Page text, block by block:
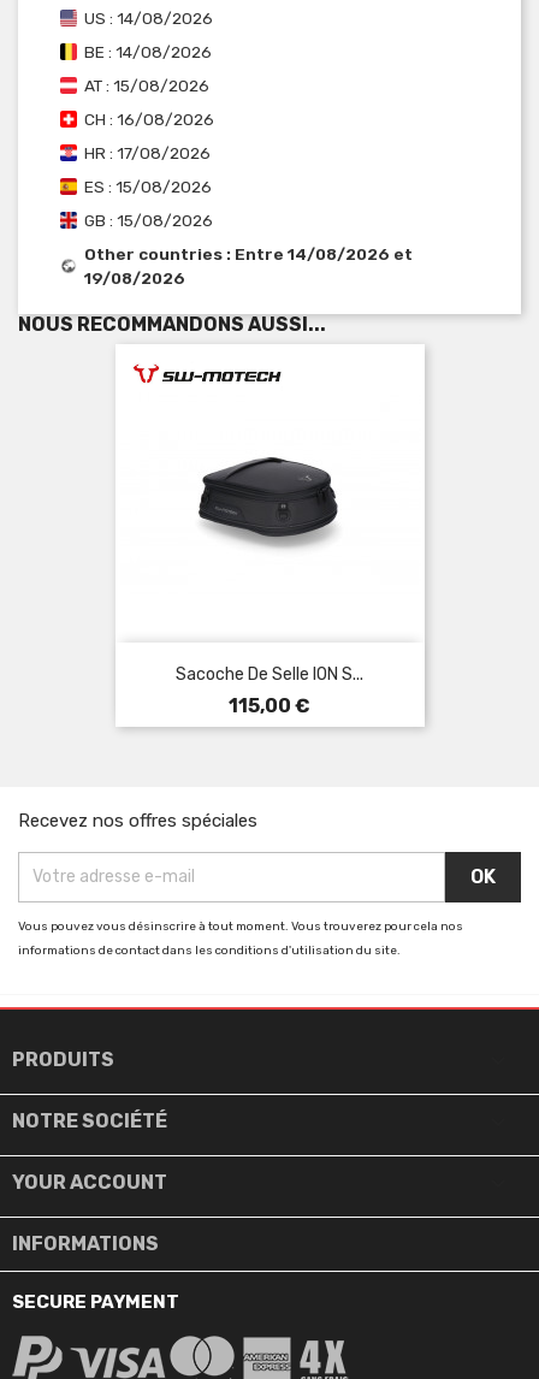
US : 14/08/2026
BE : 14/08/2026
AT : 15/08/2026
CH : 16/08/2026
HR : 17/08/2026
ES : 15/08/2026
GB : 15/08/2026
Other countries : Entre 14/08/2026 et
19/08/2026
NOUS RECOMMANDONS AUSSI...
Sacoche De Selle ION S...
Prix
115,00 €
Recevez nos offres spéciales
Vous pouvez vous désinscrire à tout moment. Vous trouverez pour cela nos
informations de contact dans les conditions d'utilisation du site.
PRODUITS
NOTRE SOCIÉTÉ
YOUR ACCOUNT
INFORMATIONS
SECURE PAYMENT